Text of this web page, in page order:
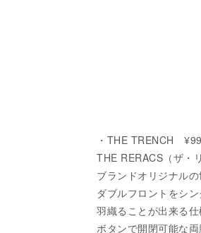
・THE TRENCH
THE RERACS（ザ・
ブランドオリジナル
ダブルフロントをシ
羽織ることが出来る
ボタンで開閉可能な